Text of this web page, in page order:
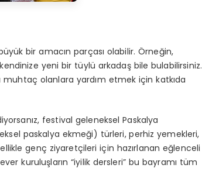
bir amacın parçası olabilir. Örneğin,
yeni bir tüylü arkadaş bile bulabilirsiniz.
muhtaç olanlara yardım etmek için katkıda
festival geleneksel Paskalya
paskalya ekmeği) türleri, perhiz yemekleri,
genç ziyaretçileri için hazırlanan eğlenceli
kuruluşların “iyilik dersleri” bu bayramı tüm